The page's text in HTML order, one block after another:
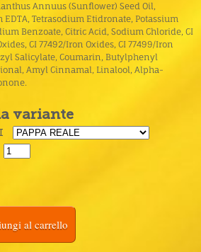
Annuus (Sunflower) Seed Oil,
EDTA, Tetrasodium Etidronate, Potassium
Benzoate, Citric Acid, Sodium Chloride, CI
CI 77492/Iron Oxides, CI 77499/Iron
Salicylate, Coumarin, Butylphenyl
Amyl Cinnamal, Linalool, Alpha-
variante